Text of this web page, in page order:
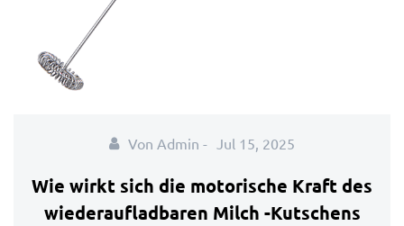
Von Admin - Jul 15, 2025
Wie wirkt sich die motorische Kraft des
wiederaufladbaren Milch -Kutschens